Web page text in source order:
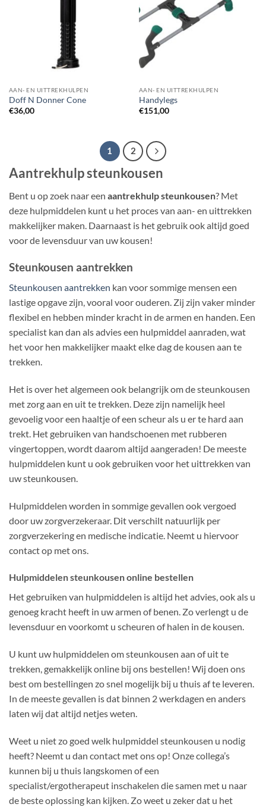
AAN- EN UITTREKHULPEN
Doff N Donner Cone
€36,00
AAN- EN UITTREKHULPEN
Handylegs
€151,00
1 2
Aantrekhulp steunkousen
Bent u op zoek naar een aantrekhulp steunkousen? Met
deze hulpmiddelen kunt u het proces van aan- en uittrekken
makkelijker maken. Daarnaast is het gebruik ook altijd goed
voor de levensduur van uw kousen!
Steunkousen aantrekken
Steunkousen aantrekken kan voor sommige mensen een
lastige opgave zijn, vooral voor ouderen. Zij zijn vaker minder
flexibel en hebben minder kracht in de armen en handen. Een
specialist kan dan als advies een hulpmiddel aanraden, wat
het voor hen makkelijker maakt elke dag de kousen aan te
trekken.
Het is over het algemeen ook belangrijk om de steunkousen
met zorg aan en uit te trekken. Deze zijn namelijk heel
gevoelig voor een haaltje of een scheur als u er te hard aan
trekt. Het gebruiken van handschoenen met rubberen
vingertoppen, wordt daarom altijd aangeraden! De meeste
hulpmiddelen kunt u ook gebruiken voor het uittrekken van
uw steunkousen.
Hulpmiddelen worden in sommige gevallen ook vergoed
door uw zorgverzekeraar. Dit verschilt natuurlijk per
zorgverzekering en medische indicatie. Neemt u hiervoor
contact op met ons.
Hulpmiddelen steunkousen online bestellen
Het gebruiken van hulpmiddelen is altijd het advies, ook als u
genoeg kracht heeft in uw armen of benen. Zo verlengt u de
levensduur en voorkomt u scheuren of halen in de kousen.
U kunt uw hulpmiddelen om steunkousen aan of uit te
trekken, gemakkelijk online bij ons bestellen! Wij doen ons
best om bestellingen zo snel mogelijk bij u thuis af te leveren.
In de meeste gevallen is dat binnen 2 werkdagen en anders
laten wij dat altijd netjes weten.
Weet u niet zo goed welk hulpmiddel steunkousen u nodig
heeft? Neemt u dan contact met ons op! Onze collega’s
kunnen bij u thuis langskomen of een
specialist/ergotherapeut inschakelen die samen met u naar
de beste oplossing kan kijken. Zo weet u zeker dat u het